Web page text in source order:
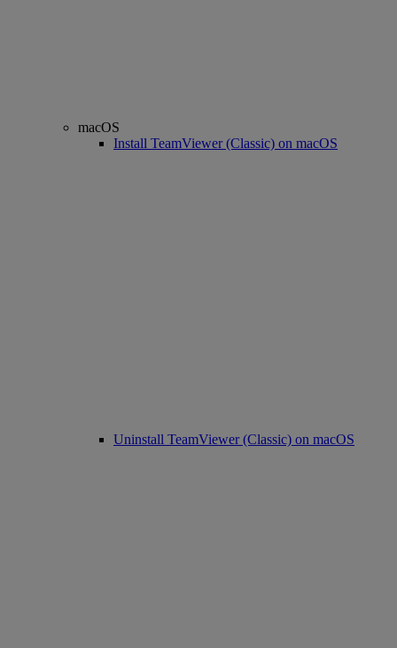
macOS
Install TeamViewer (Classic) on macOS
Uninstall TeamViewer (Classic) on macOS